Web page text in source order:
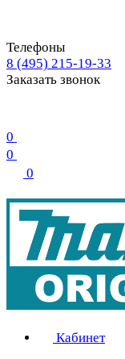
Телефоны
8 (495) 215-19-33
Заказать звонок
0
0
0
Кабинет